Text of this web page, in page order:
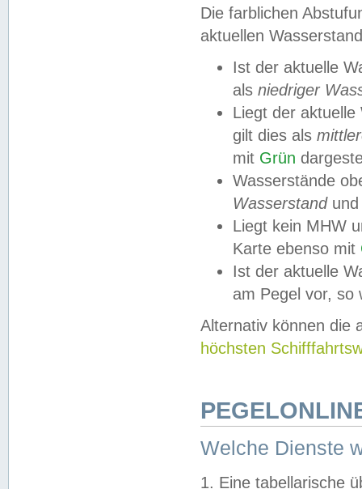
Die farblichen
aktuellen
Ist der aktuelle
als niedriger
Liegt der
gilt dies als
mit Grün
Wasserstände
Wasserstandund
Liegt kein MHW
Karte ebenso mit
Ist der aktuelle
am Pegel vor,
Alternativ können die
höchsten
Welche Dienste
1. Eine tabellarische